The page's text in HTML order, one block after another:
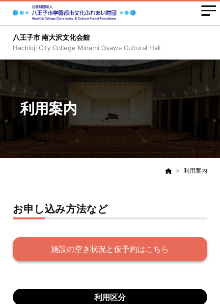
八王子市 南大沢文化会館
Hachioji City College Minami Osawa Cultural Hall
利用案内
利用案内
お申し込み方法など
施設の空き状況と仮予約はこちら
利用区分